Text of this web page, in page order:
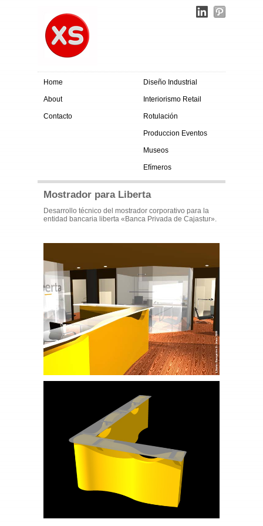
Home
About
Contacto
Diseño Industrial
Interiorismo Retail
Rotulación
Produccion Eventos
Museos
Efímeros
Mostrador para Liberta
Desarrollo técnico del mostrador corporativo para la
entidad bancaria liberta «Banca Privada de Cajastur».